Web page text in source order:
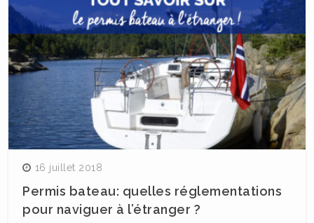
16 juillet 2018
Permis bateau: quelles réglementations
pour naviguer à l’étranger ?